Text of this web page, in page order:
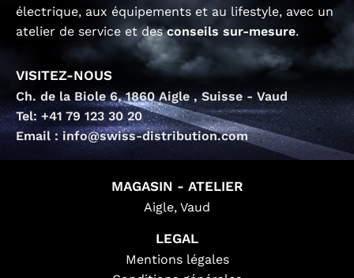
électrique, aux équipements et au lifestyle, avec un
atelier de service et desconseils sur-mesure.
VISITEZ-NOUS
Ch. de la Biole 6, 1860 Aigle , Suisse - Vaud
Tel: +41 79 123 30 20
Email : info@swiss-distribution.com
MAGASIN - ATELIER
Aigle, Vaud
LEGAL
Mentions légales